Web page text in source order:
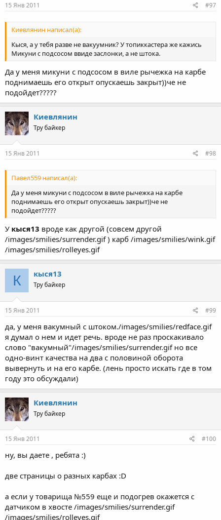
15 Янв 2011 #97
Киевлянин написал(а):
Кыся, а у тебя разве не вакуумник? У топиккастера же кажись
Микуни с подсосом ввиде заслонки, а не штока.
Да у меня микуни с подсосом в виле рычежка на карбе
поднимаешь его открыт опускаешь закрыт))че не
подойдет?????
Киевлянин
Тру байкер
15 Янв 2011 #98
Павел559 написал(а):
Да у меня микуни с подсосом в виле рычежка на карбе
поднимаешь его открыт опускаешь закрыт))че не
подойдет?????
У кыся13 вроде как другой (совсем другой
/images/smilies/surrender.gif ) карб /images/smilies/wink.gif
/images/smilies/rolleyes.gif
К кыся13
Тру байкер
15 Янв 2011 #99
да, у меня вакумный с штоком./images/smilies/redface.gif
я думал о нем и идет речь. вроде не раз проскакивало
слово "вакумный"/images/smilies/surrender.gif но все
одно-винт качества на два с половиной оборота
вывернуть и на его карбе. (лень просто искать где в том
году это обсуждали)
Киевлянин
Тру байкер
15 Янв 2011 #100
ну, вы даете , ребята :)
две страницы о разных карбах :D
а если у товарища №559 еще и подогрев окажется с
датчиком в хвосте /images/smilies/surrender.gif
/images/smilies/rolleyes.gif